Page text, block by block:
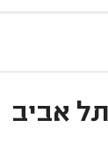
אביב